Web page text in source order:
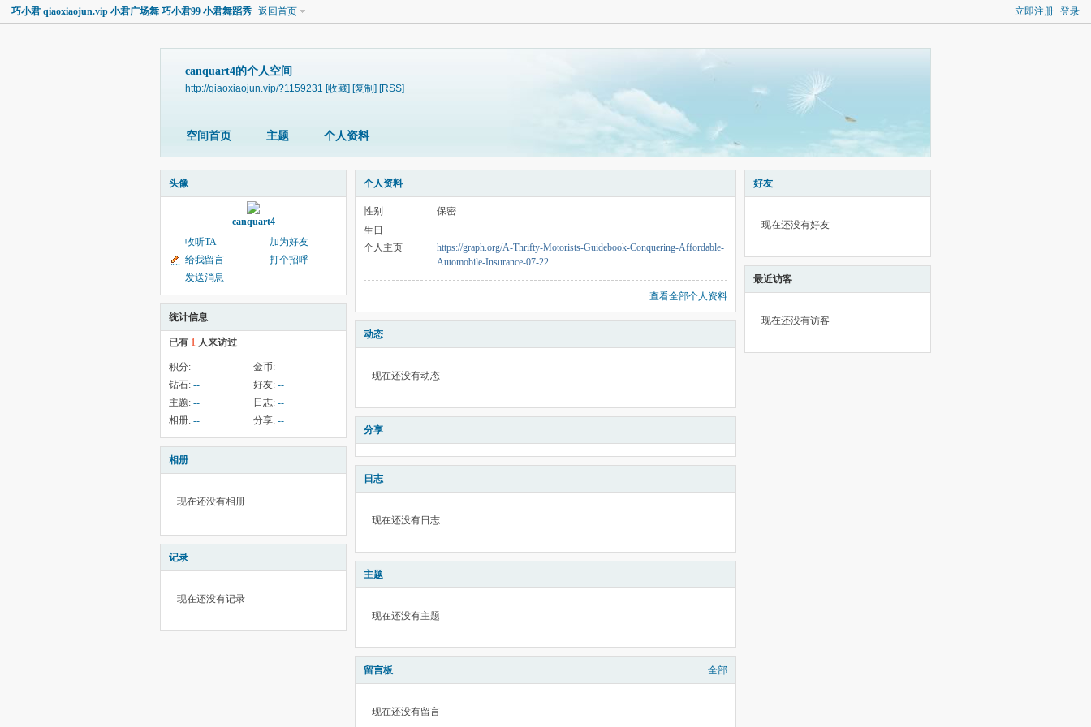
立即注册 登录
巧小君 qiaoxiaojun.vip 小君广场舞 巧小君99 小君舞蹈秀 返回首页
canquart4的个人空间
http://qiaoxiaojun.vip/?1159231 [收藏] [复制] [RSS]
空间首页 主题 个人资料
头像
canquart4
收听TA
加为好友
给我留言
打个招呼
发送消息
统计信息
已有 1 人来访过
积分: -- 金币: --
钻石: -- 好友: --
主题: -- 日志: --
相册: -- 分享: --
相册
现在还没有相册
记录
现在还没有记录
个人资料
性别
保密
生日
个人主页
https://graph.org/A-Thrifty-Motorists-Guidebook-Conquering-Affordable-
Automobile-Insurance-07-22
查看全部个人资料
动态
现在还没有动态
分享
日志
现在还没有日志
主题
现在还没有主题
留言板 全部
现在还没有留言
好友
现在还没有好友
最近访客
现在还没有访客